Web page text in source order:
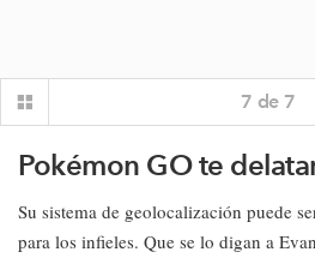
7 de 7
Pokémon GO te
Su sistema de geolocalización puede
para los infieles. Que se lo digan a